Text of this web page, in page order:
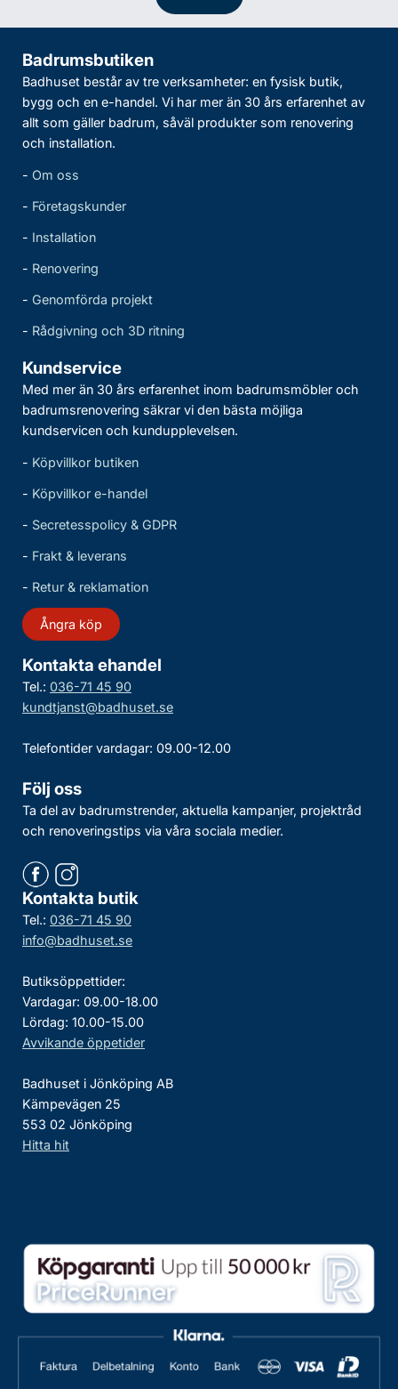
Badrumsbutiken
Badhuset består av tre verksamheter: en fysisk butik,
bygg och en e-handel. Vi har mer än 30 års erfarenhet av
allt som gäller badrum, såväl produkter som renovering
och installation.
- Om oss
- Företagskunder
- Installation
- Renovering
- Genomförda projekt
- Rådgivning och 3D ritning
Kundservice
Med mer än 30 års erfarenhet inom badrumsmöbler och
badrumsrenovering säkrar vi den bästa möjliga
kundservicen och kundupplevelsen.
- Köpvillkor butiken
- Köpvillkor e-handel
- Secretesspolicy & GDPR
- Frakt & leverans
- Retur & reklamation
Ångra köp
Kontakta ehandel
Tel.: 036-71 45 90
kundtjanst@badhuset.se
Telefontider vardagar: 09.00-12.00
Följ oss
Ta del av badrumstrender, aktuella kampanjer, projektråd
och renoveringstips via våra sociala medier.
Kontakta butik
Tel.: 036-71 45 90
info@badhuset.se
Butiksöppettider:
Vardagar: 09.00-18.00
Lördag: 10.00-15.00
Avvikande öppetider
Badhuset i Jönköping AB
Kämpevägen 25
553 02 Jönköping
Hitta hit